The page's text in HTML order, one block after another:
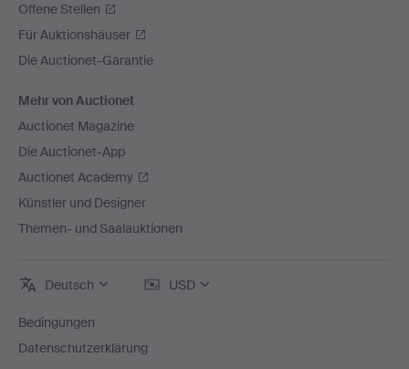
Offene Stellen
Für Auktionshäuser
Die Auctionet-Garantie
Mehr von Auctionet
Auctionet Magazine
Die Auctionet-App
Auctionet Academy
Künstler und Designer
Themen- und Saalauktionen
Deutsch USD
Bedingungen
Datenschutzerklärung